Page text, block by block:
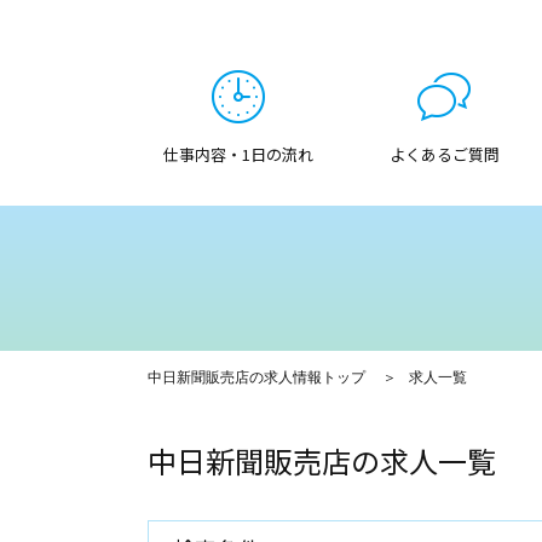
仕事内容・1日の流れ よくあるご質問
中日新聞販売店の求人情報トップ 求人一覧
中日新聞販売店の求人一覧